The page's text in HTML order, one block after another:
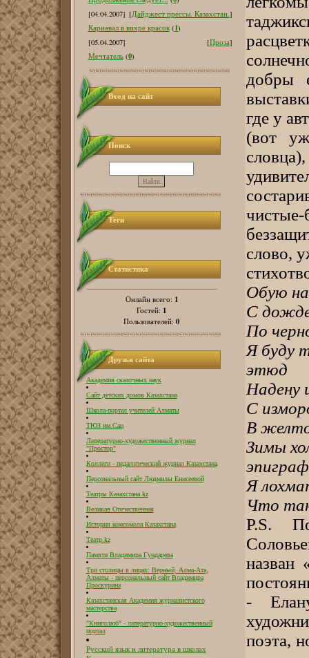
[04.04.2007] [Дайджест прессы. Казахстан.]
Карнавал в вихре красок (1)
[05.04.2007]
[Проза]
Мечтатель (0)
Вход на сайт
Поиск
Теги
Статистика
Онлайн всего: 1
Гостей: 1
Пользователей: 0
Друзья сайта
Академия сказочных наук
Сайт детских домов Казахстана
Школа-портал учителей Алматы
ТЮЗ им.Сац
Литературно-художественный журнал
"Простор"
Коллеги - педагогический журнал Казахстана
Персональный сайт Людмилы Енисеевой
Театры Казахстана.kz
Великая Отечественная
История комсомола Казахстана
Театр.kz
Памяти Владимира Гундарева
Три столицы в лицах: Верный, Алма-Ата,
Алматы - персональный сайт Владимира
Проскурина
Казахстанская Академия журналистского
мастерства
"Книголюб" - литературно-художественный
портал
Русский язык и литература в школах
добры
где у
(вот
слово,
Обую
С
По
Я буду
этюд
Надену
С
В
Зимы
эпиграф
Я
Что
P.S.
назван
-
поэта,